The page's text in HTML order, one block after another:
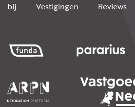
bij Vestigingen Reviews